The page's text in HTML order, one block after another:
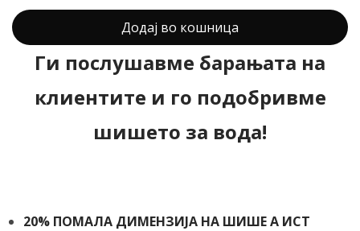
Додај во кошница
Ги послушавме барањата на
клиентите и го подобривме
шишето за вода!
20% ПОМАЛА ДИМЕНЗИЈА НА ШИШЕ А ИСТ